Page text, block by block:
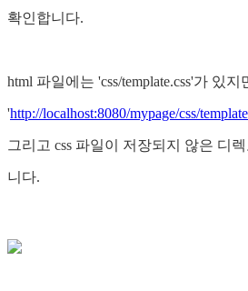
확인합니다.
html 파일에는 'css/template.css'가 있
'http://localhost:8080/mypage/css/
그리고 css 파일이 저장되지 않은 디
니다.